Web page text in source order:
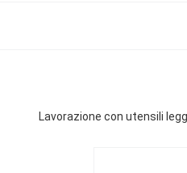
Lavorazione con utensili